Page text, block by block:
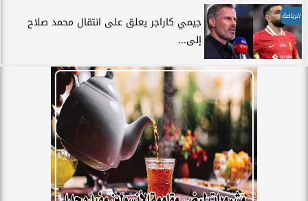
الرياضة
جيمي كاراجر يعلق على انتقال محمد صلاح
إلى...